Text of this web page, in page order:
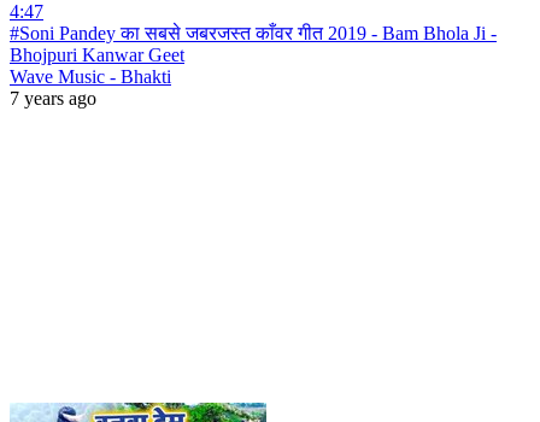
4:47
#Soni Pandey का सबसे जबरजस्त काँवर गीत 2019 - Bam Bhola Ji -
Bhojpuri Kanwar Geet
Wave Music - Bhakti
7 years ago